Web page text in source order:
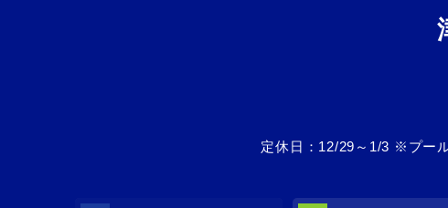
定休日：12/29～1/3 ※プー